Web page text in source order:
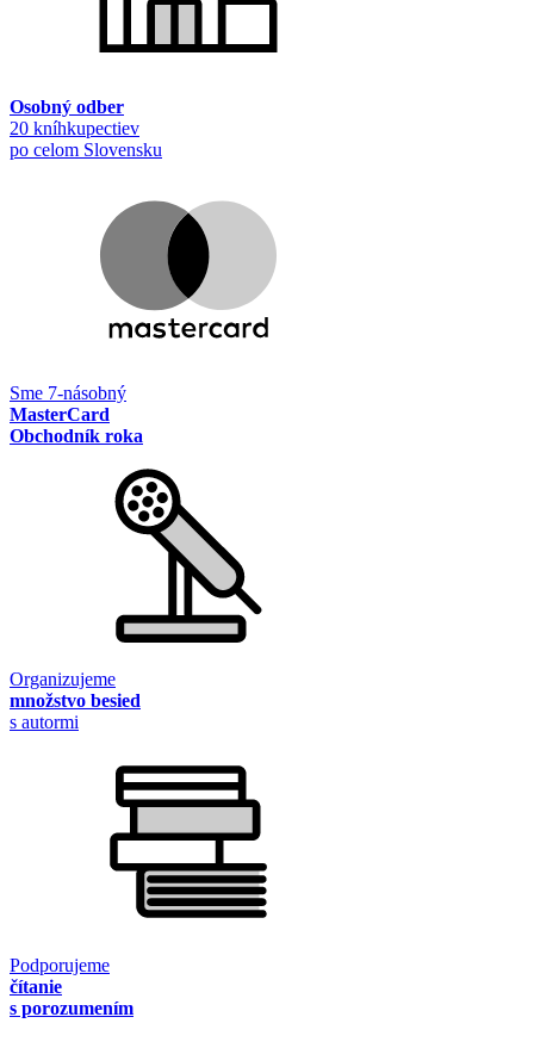
Osobný odber
20 kníhkupectiev
po celom Slovensku
Sme 7-násobný
MasterCard
Obchodník roka
Organizujeme
množstvo besied
s autormi
Podporujeme
čítanie
s porozumením